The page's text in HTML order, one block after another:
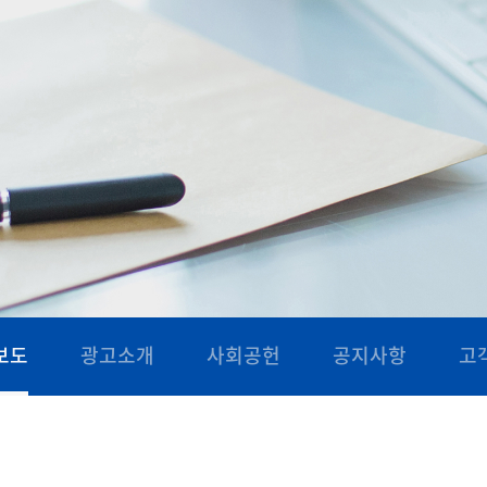
도 광고소개 사회공헌 공지사항 고